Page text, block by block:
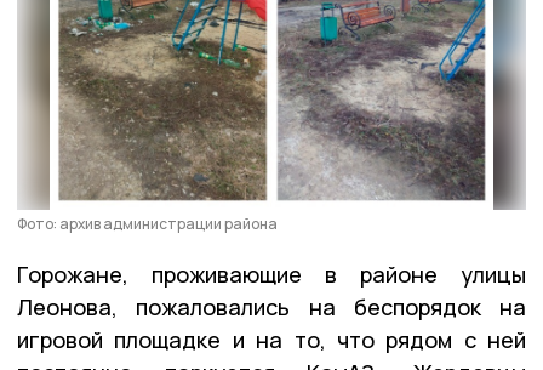
Фото: архив администрации района
Горожане, проживающие в районе улицы
Леонова, пожаловались на беспорядок на
игровой площадке и на то, что рядом с ней